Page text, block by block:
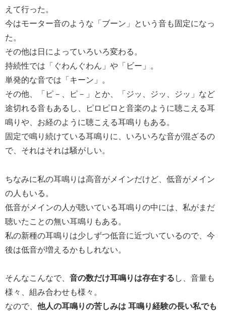
えて行った。
今はモーター音のような「ブーン」という音も固定になっ
た。
その他は日によっていろいろ変わる。
持続性では「ぐわんぐわん」や「ビー」。
単発的な音では「キーン」。
その他、「ピ－、ピ－」とか、「ジッ、ジッ、ジッ」など
途切れる音もあるし、ピロピロと音楽のように聴こえる耳
鳴りや、お経のように聴こえる耳鳴りもある。
固定で鳴り続けている耳鳴りに、いろいろな音が混ざるの
で、それはそれは騒がしい。
ちなみに私の耳鳴りは高音がメインだけど、低音がメイン
の人もいる。
低音がメインの人が聴いている耳鳴りの中には、私がまだ
聴いたことの無い耳鳴りもある。
私の新種の耳鳴りは少しずつ低音に近づいているので、今
後は低音が増えるかもしれない。
そんなこんなで、 音の数だけ耳鳴りは存在する し、音量も
様々、組み合わせも様々。
なので、 他人の耳鳴りの苦しみは 耳鳴り経験の長い私でも